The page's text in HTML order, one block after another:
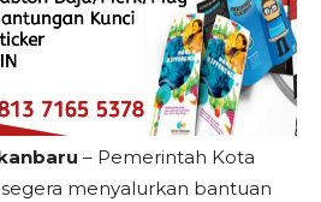
– Pemerintah Kota
menyalurkan bantuan